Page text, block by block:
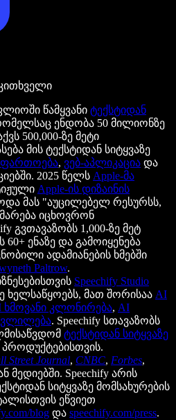
წამყვანი ტექსტიდან
ენდობა 50 მილიონზე
500,000-ზე მეტი
მის ტექსტიდან სიტყვაზე
, ვებ-აპლიკაცია და
2025 წელს Apple-მა
Apple-ის დიზაინის
მას "აუცილებელ რესურსს,
იცხოვრონ
გვთავაზობს 1,000-ზე მეტ
ენაზე და გამოიყენება
ადამიანების ხმებში
Paltrow.
Speechify Studio
ხელსაწყოებს, მათ შორისაა AI
ხმოვანი კლონირება, AI
. Speechify სთავაზობს
ტექსტიდან სიტყვაზე
პროდუქტებისთვის.
Street Journal, CNBC, Forbes,
მედიებში. Speechify არის
სიტყვაზე მომსახურების
ეწვიეთ
blog და speechify.com/press.